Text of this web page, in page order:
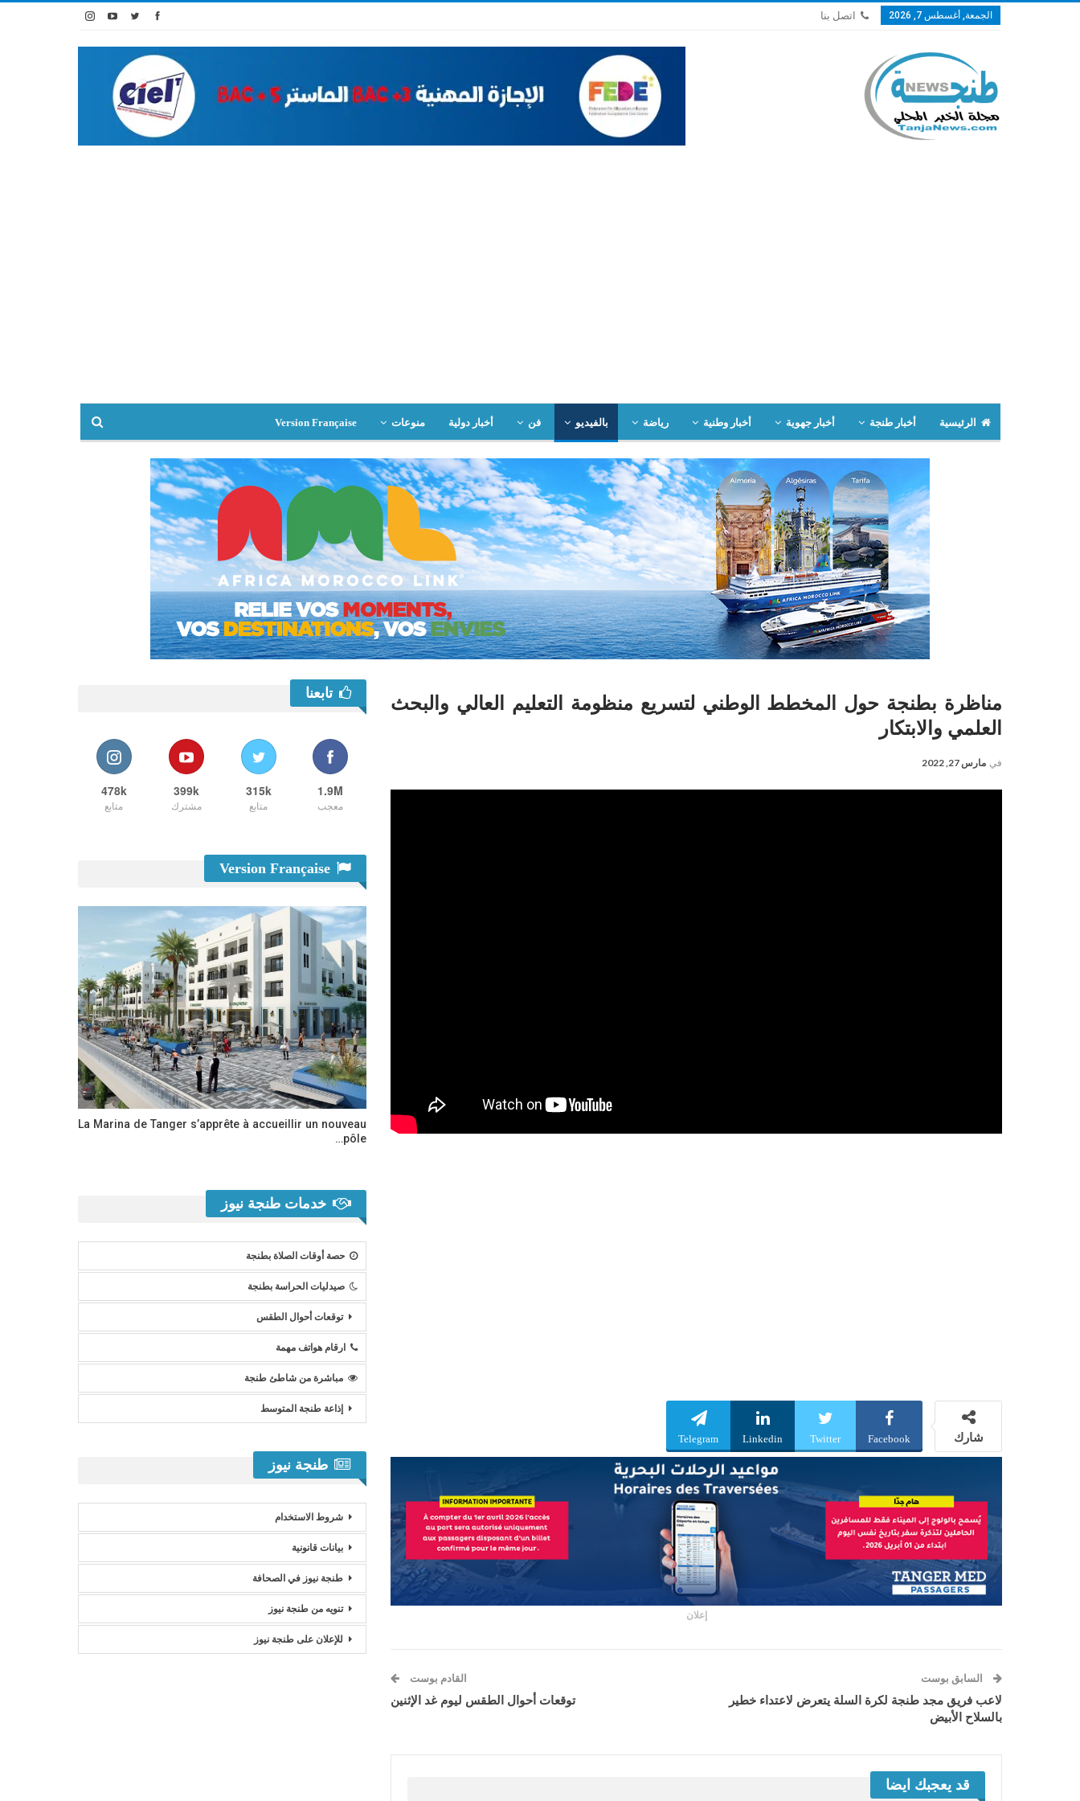
الجمعة, أغسطس 7, 2026 اتصل بنا
الرئيسية أخبار طنجة أخبار جهوية أخبار وطنية رياضة بالفيديو فن أخبار دولية منوعات Version Française
مناظرة بطنجة حول المخطط الوطني لتسريع منظومة التعليم العالي والبحث
العلمي والابتكار
في مارس 27, 2022
شارك Facebook
Twitter
Linkedin
Telegram
إعلان
السابق بوست
لاعب فريق مجد طنجة لكرة السلة يتعرض لاعتداء خطير
بالسلاح الأبيض
القادم بوست
توقعات أحوال الطقس ليوم غد الإثنين
قد يعجبك ايضا
تابعنا
1.9M
معجب
315k
متابع
399k
مشترك
478k
متابع
La Marina de Tanger s’apprête à accueillir un nouveau
pôle…
خدمات طنجة نيوز
حصة أوقات الصلاة بطنجة
صيدليات الحراسة بطنجة
توقعات أحوال الطقس
ارقام هواتف مهمة
مباشرة من شاطئ طنجة
إذاعة طنجة المتوسط
طنجة نيوز
شروط الاستخدام
بيانات قانونية
طنجة نيوز في الصحافة
تنويه من طنجة نيوز
للإعلان على طنجة نيوز